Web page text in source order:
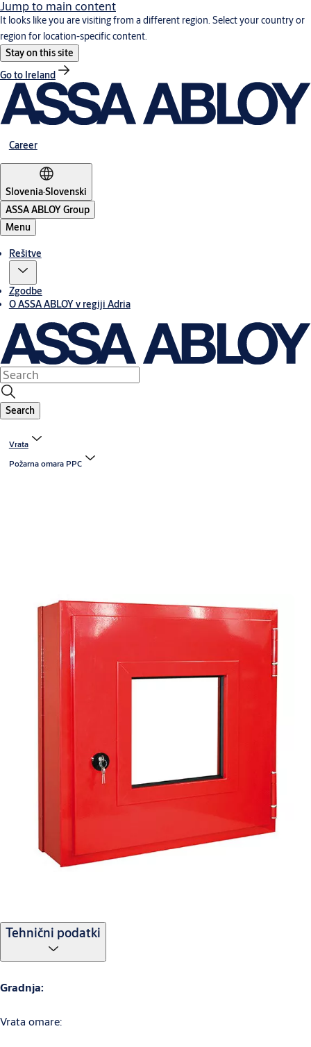
Jump to main content
It looks like you are visiting from a different region. Select your country or
region for location-specific content.
Stay on this site
Go to Ireland
Career
Slovenia·Slovenski
ASSA ABLOY Group
Menu
Rešitve
Zgodbe
O ASSA ABLOY v regiji Adria
Search
Vrata
Požarna omara PPC
Tehnični podatki
Gradnja:
Vrata omare: